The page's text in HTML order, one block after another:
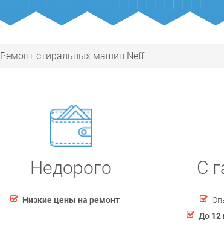
Ремонт стиральных машин Neff
Недорого
Низкие цены на ремонт
С
До 12